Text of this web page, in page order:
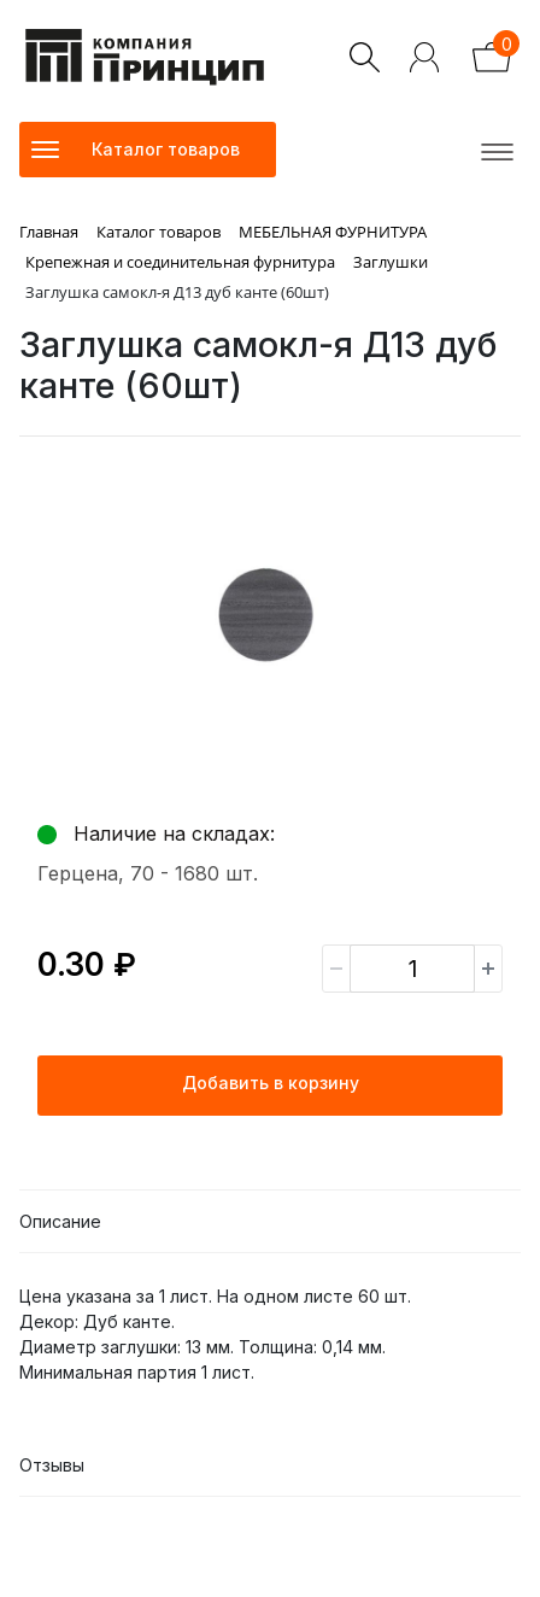
0
Каталог товаров
Главная Каталог товаров
МЕБЕЛЬНАЯ ФУРНИТУРА
Крепежная и соединительная фурнитура
Заглушки
Заглушка самокл-я Д13 дуб канте (60шт)
Заглушка самокл-я Д13 дуб
канте (60шт)
Наличие на складах:
Герцена, 70 - 1680 шт.
0.30 ₽
Добавить в корзину
Описание
Цена указана за 1 лист. На одном листе 60 шт.
Декор: Дуб канте.
Диаметр заглушки: 13 мм. Толщина: 0,14 мм.
Минимальная партия 1 лист.
Отзывы